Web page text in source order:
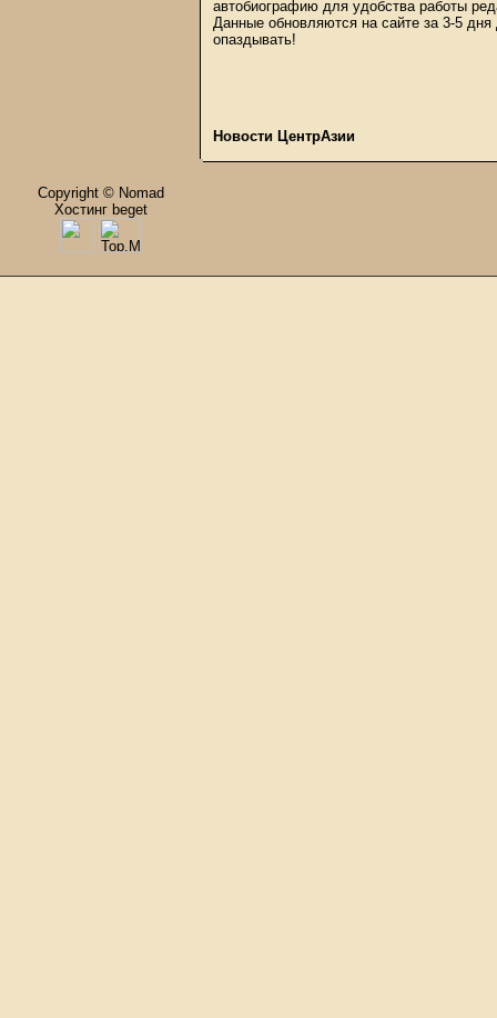
автобиографию для удобства работы
Данные обновляются на сайте за 3-5
опаздывать!
Новости ЦентрАзии
Copyright © Nomad
Хостинг beget